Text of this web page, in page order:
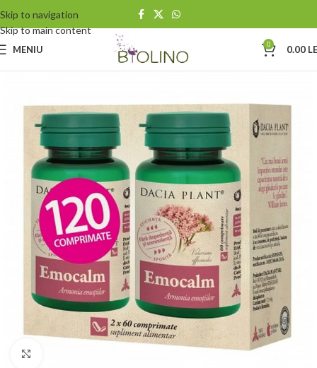
Skip to navigation
Skip to main content
MENIU 0 0.00